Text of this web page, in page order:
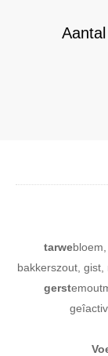
Aantal
tarwe
bakkerszout, gist,
gerst